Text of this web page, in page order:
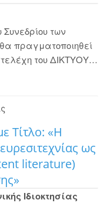
των
πραγματοποιηθεί
του ΔΙΚΤΥΟΥ…
Τίτλο: «Η
ως
literature)
Ιδιοκτησίας